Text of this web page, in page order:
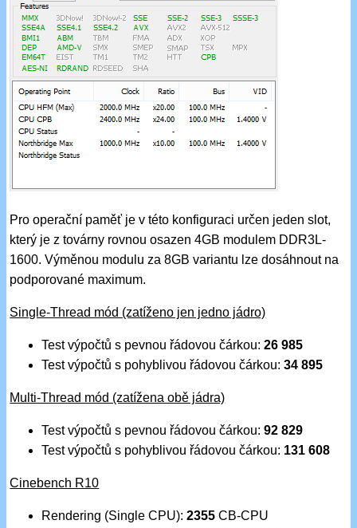
Pro operační paměť je v této konfiguraci určen jeden slot,
který je z továrny rovnou osazen 4GB modulem DDR3L-
1600. Výměnou modulu za 8GB variantu lze dosáhnout na
podporované maximum.
Single-Thread mód (zatíženo jen jedno jádro)
Test výpočtů s pevnou řádovou čárkou:26 985
Test výpočtů s pohyblivou řádovou čárkou:34 895
Multi-Thread mód (zatížena obě jádra)
Test výpočtů s pevnou řádovou čárkou:92 829
Test výpočtů s pohyblivou řádovou čárkou: 131 608
Cinebench R10
Rendering (Single CPU):2355 CB-CPU